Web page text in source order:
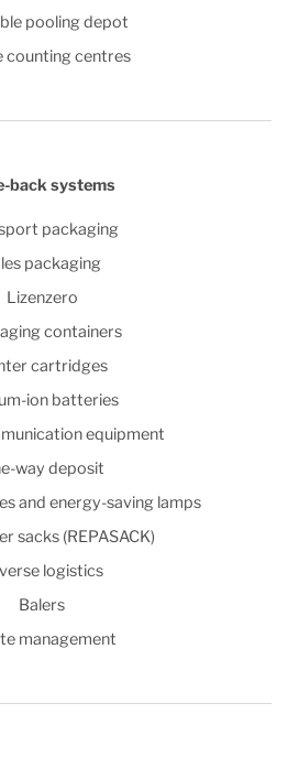
pooling depot
counting centres
back systems
packaging
packaging
Lizenzero
containers
cartridges
ion batteries
equipment
way deposit
and energy-saving lamps
sacks (REPASACK)
logistics
Balers
management